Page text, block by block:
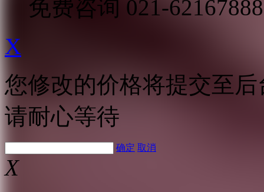
免费咨询 021-62167888
X
您修改的价格将提交至
请耐心等待
确定 取消
X